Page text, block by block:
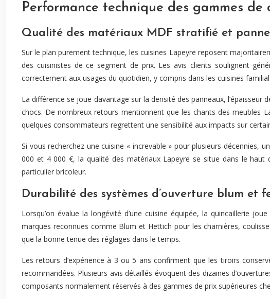
Performance technique des gammes de
Qualité des matériaux MDF stratifié et
Sur le plan purement technique, les cuisines Lapeyre reposent
des cuisinistes de ce segment de prix. Les avis clients soulignent
correctement aux usages du quotidien, y compris dans les cuisines
La différence se joue davantage sur la densité des panneaux,
chocs. De nombreux retours mentionnent que les chants des meubles
quelques consommateurs regrettent une sensibilité aux impacts sur
Si vous recherchez une cuisine « increvable » pour plusieurs
000 et 4 000 €, la qualité des matériaux Lapeyre se situe dans le
particulier bricoleur.
Durabilité des systèmes d’ouverture blum et
Lorsqu’on évalue la longévité d’une cuisine équipée, la quincaillerie
marques reconnues comme Blum et Hettich pour les charnières,
que la bonne tenue des réglages dans le temps.
Les retours d’expérience à 3 ou 5 ans confirment que les tiroirs
recommandées. Plusieurs avis détaillés évoquent des dizaines
composants normalement réservés à des gammes de prix supérieures